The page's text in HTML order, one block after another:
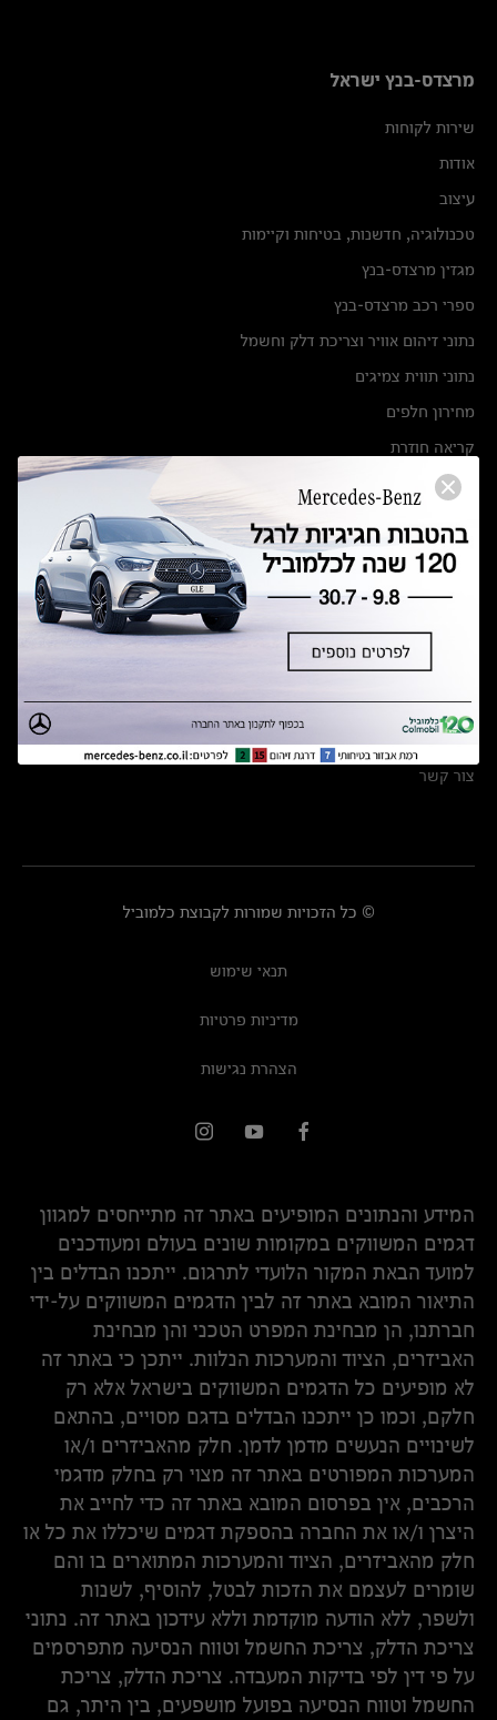
מרצדס-בנץ ישראל
שירות לקוחות
אודות
עיצוב
טכנולוגיה, חדשנות, בטיחות וקיימות
מגזין מרצדס-בנץ
ספרי רכב מרצדס-בנץ
נתוני זיהום אוויר וצריכת דלק וחשמל
נתוני תווית צמיגים
מחירון חלפים
קריאה חוזרת
הודעה על הטבות לרכבי מרצדס בהסדר פשרה בתצ 56447-02-19
תקנון ימי מכירות 120 לכלמוביל
מצאו אותנו
אולמות תצוגה
מרכזי שירות
צור קשר
© כל הזכויות שמורות לקבוצת כלמוביל
תנאי שימוש
מדיניות פרטיות
הצהרת נגישות
המידע והנתונים המופיעים באתר זה מתייחסים למגוון
דגמים המשווקים במקומות שונים בעולם ומעודכנים
למועד הבאת המקור הלועדי לתרגום. ייתכנו הבדלים בין
התיאור המובא באתר זה לבין הדגמים המשווקים על-ידי
חברתנו, הן מבחינת המפרט הטכני והן מבחינת
האביזרים, הציוד והמערכות הנלוות. ייתכן כי באתר זה
לא מופיעים כל הדגמים המשווקים בישראל אלא רק
חלקם, וכמו כן ייתכנו הבדלים בדגם מסויים, בהתאם
לשינויים הנעשים מדמן לדמן. חלק מהאביזרים ו/או
המערכות המפורטים באתר זה מצוי רק בחלק מדגמי
הרכבים, אין בפרסום המובא באתר זה כדי לחייב את
היצרן ו/או את החברה בהספקת דגמים שיכללו את כל או
חלק מהאביזרים, הציוד והמערכות המתוארים בו והם
שומרים לעצמם את הזכות לבטל, להוסיף, לשנות
ולשפר, ללא הודעה מוקדמת וללא עידכון באתר זה. נתוני
צריכת הדלק, צריכת החשמל וטווח הנסיעה מתפרסמים
על פי דין לפי בדיקות המעבדה. צריכת הדלק, צריכת
החשמל וטווח הנסיעה בפועל מושפעים, בין היתר, גם